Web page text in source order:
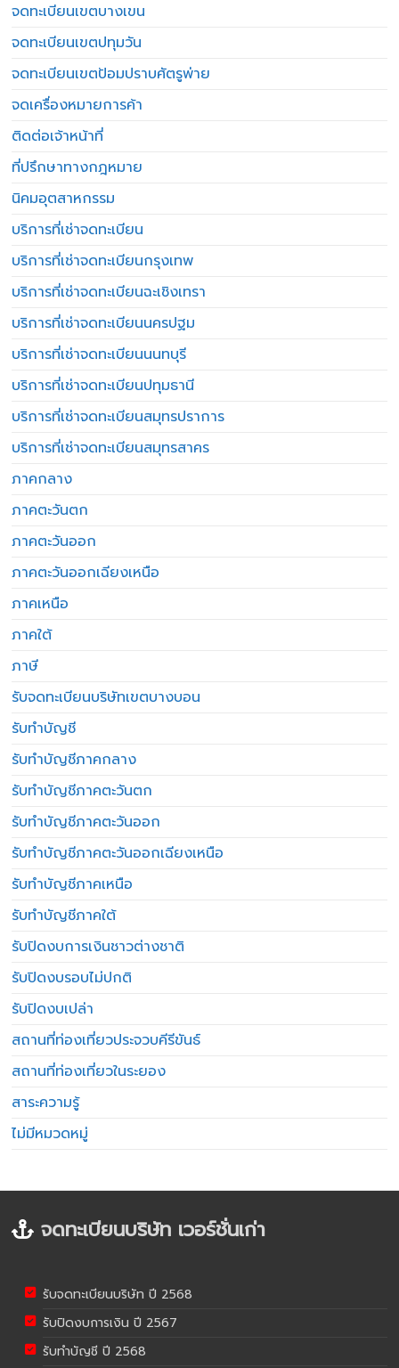
จดทะเบียนเขตบางเขน
จดทะเบียนเขตปทุมวัน
จดทะเบียนเขตป้อมปราบศัตรูพ่าย
จดเครื่องหมายการค้า
ติดต่อเจ้าหน้าที่
ที่ปรึกษาทางกฎหมาย
นิคมอุตสาหกรรม
บริการที่เช่าจดทะเบียน
บริการที่เช่าจดทะเบียนกรุงเทพ
บริการที่เช่าจดทะเบียนฉะเชิงเทรา
บริการที่เช่าจดทะเบียนนครปฐม
บริการที่เช่าจดทะเบียนนนทบุรี
บริการที่เช่าจดทะเบียนปทุมธานี
บริการที่เช่าจดทะเบียนสมุทรปราการ
บริการที่เช่าจดทะเบียนสมุทรสาคร
ภาคกลาง
ภาคตะวันตก
ภาคตะวันออก
ภาคตะวันออกเฉียงเหนือ
ภาคเหนือ
ภาคใต้
ภาษี
รับจดทะเบียนบริษัทเขตบางบอน
รับทำบัญชี
รับทำบัญชีภาคกลาง
รับทำบัญชีภาคตะวันตก
รับทำบัญชีภาคตะวันออก
รับทำบัญชีภาคตะวันออกเฉียงเหนือ
รับทำบัญชีภาคเหนือ
รับทำบัญชีภาคใต้
รับปิดงบการเงินชาวต่างชาติ
รับปิดงบรอบไม่ปกติ
รับปิดงบเปล่า
สถานที่ท่องเที่ยวประจวบคีรีขันธ์
สถานที่ท่องเที่ยวในระยอง
สาระความรู้
ไม่มีหมวดหมู่
จดทะเบียนบริษัท เวอร์ชั่นเก่า
รับจดทะเบียนบริษัท ปี 2568
รับปิดงบการเงิน ปี 2567
รับทำบัญชี ปี 2568